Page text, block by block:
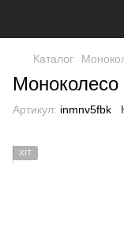
Каталог
Артикул: inmnv5fbk
ХІТ